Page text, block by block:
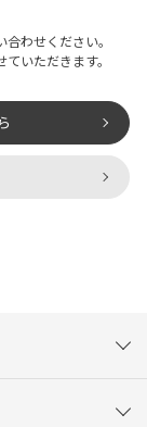
わせください。
いただきます。